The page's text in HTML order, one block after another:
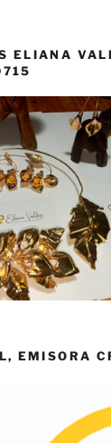
ELIANA
EMISORA